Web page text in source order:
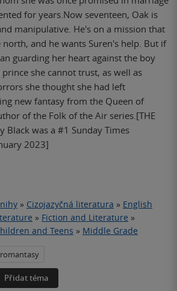
for years.Now seventeen, Oak is
manipulative. He's on a mission that
and he wants Suren's help. But if
guarding her heart against the boy
she cannot trust, as well as
she thought she had left
new fantasy from the Queen of
of the Folk of the Air series.[THE
Black was a #1 Sunday Times
2023]
» Cizojazyčná literatura » English
» Fiction and Literature »
and Teens » Middle Grade
romantasy
Přidat téma